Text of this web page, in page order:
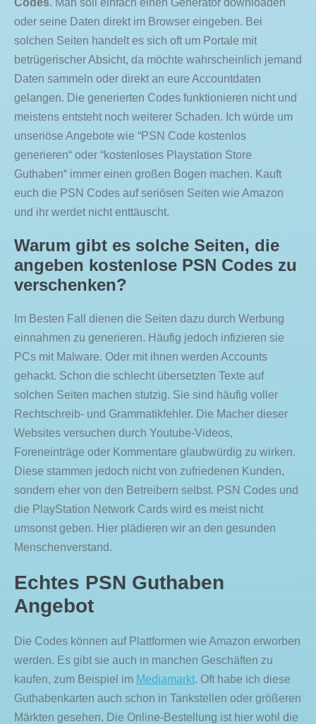
Codes. Man soll einfach einen Generator downloaden
oder seine Daten direkt im Browser eingeben. Bei
solchen Seiten handelt es sich oft um Portale mit
betrügerischer Absicht, da möchte wahrscheinlich jemand
Daten sammeln oder direkt an eure Accountdaten
gelangen. Die generierten Codes funktionieren nicht und
meistens entsteht noch weiterer Schaden. Ich würde um
unseriöse Angebote wie “PSN Code kostenlos
generieren“ oder “kostenloses Playstation Store
Guthaben“ immer einen großen Bogen machen. Kauft
euch die PSN Codes auf seriösen Seiten wie Amazon
und ihr werdet nicht enttäuscht.
Warum gibt es solche Seiten, die
angeben kostenlose PSN Codes zu
verschenken?
Im Besten Fall dienen die Seiten dazu durch Werbung
einnahmen zu generieren. Häufig jedoch infizieren sie
PCs mit Malware. Oder mit ihnen werden Accounts
gehackt. Schon die schlecht übersetzten Texte auf
solchen Seiten machen stutzig. Sie sind häufig voller
Rechtschreib- und Grammatikfehler. Die Macher dieser
Websites versuchen durch Youtube-Videos,
Foreneinträge oder Kommentare glaubwürdig zu wirken.
Diese stammen jedoch nicht von zufriedenen Kunden,
sondern eher von den Betreibern selbst. PSN Codes und
die PlayStation Network Cards wird es meist nicht
umsonst geben. Hier plädieren wir an den gesunden
Menschenverstand.
Echtes PSN Guthaben
Angebot
Die Codes können auf Plattformen wie Amazon erworben
werden. Es gibt sie auch in manchen Geschäften zu
kaufen, zum Beispiel im Mediamarkt. Oft habe ich diese
Guthabenkarten auch schon in Tankstellen oder größeren
Märkten gesehen. Die Online-Bestellung ist hier wohl die